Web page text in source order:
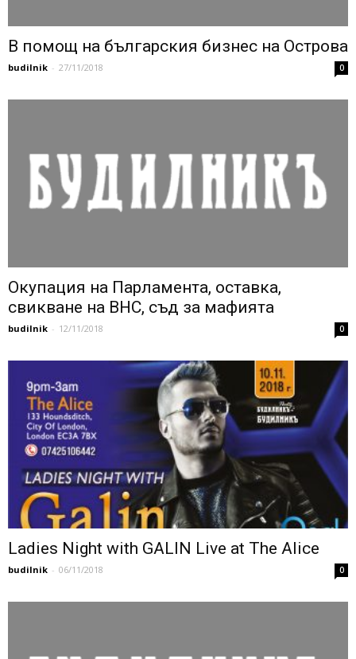
В помощ на българския бизнес на Острова
budilnik - 27/11/2018 0
Окупация на Парламента, оставка,
свикване на ВНС, съд за мафията
budilnik - 12/11/2018 0
Ladies Night with GALIN Live at The Alice
budilnik - 06/11/2018 0